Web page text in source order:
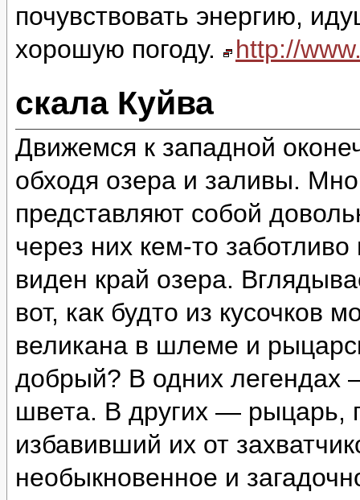
почувствовать энергию,
хорошую погоду.
http://
скала Куйва
Движемся к западной
обходя озера и заливы.
представляют собой
через них кем-то
виден край озера.
вот, как будто из кусочков
великана в шлеме и
добрый? В одних
швета. В других —
избавивший их от
необыкновенное и